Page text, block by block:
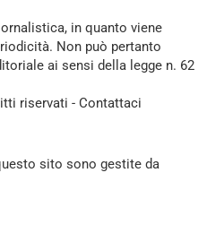
in quanto viene
Non può pertanto
ai sensi della legge n. 62
riservati - Contattaci
sito sono gestite da